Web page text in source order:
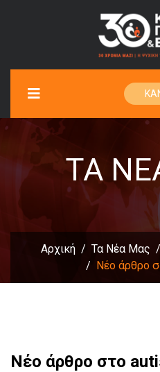
ΤΑ
Αρχική Τα Νέα Μας
Νέο άρθρο
Νέο άρθρο στο